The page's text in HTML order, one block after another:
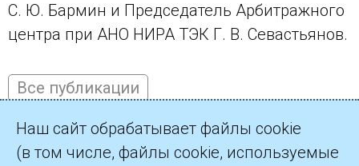
С. Ю. Бармин и Председатель Арбитражного
центра при АНО НИРА ТЭК Г. В. Севастьянов.
Все публикации
Наш сайт обрабатывает файлы cookie
(в том числе, файлы cookie, используемые